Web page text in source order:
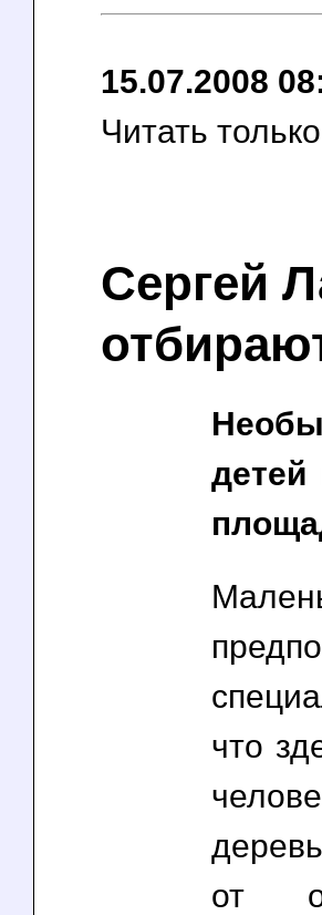
15.07.2008
Читать только
Сергей
что
от